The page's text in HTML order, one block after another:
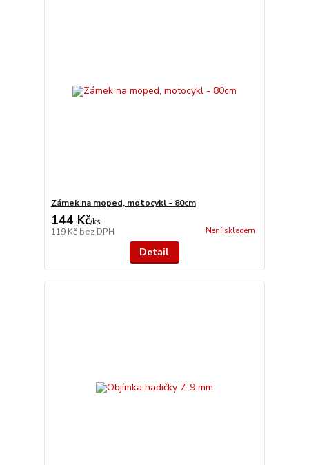
Zámek na moped, motocykl - 80cm
144 Kč/ks
119 Kč bez DPH Není skladem
Detail